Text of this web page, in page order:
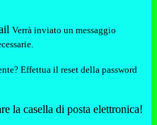
Verrà inviato un messaggio
Effettua il reset della password
la casella di posta elettronica!